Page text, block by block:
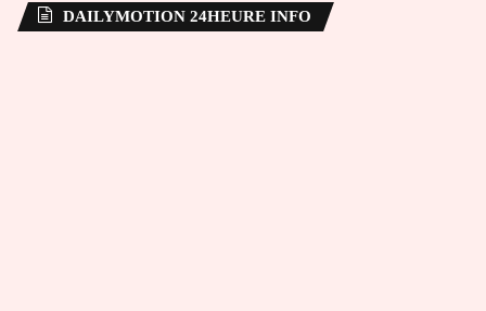
DAILYMOTION 24HEURE INFO